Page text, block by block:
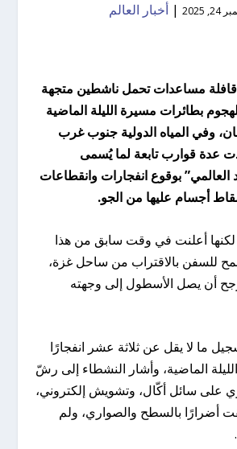
2025
| أخبار العالم
مساعدات تحمل ناشطين متجهة
بطائرات مسيرة الليلة الماضية
وفي المياه الدولية جنوب غرب
عدة قوارب تابعة لما يُسمى
بوقوع انفجارات وانقطاعات
أجسام عليها من الجو.
لكنها أعلنت في وقت سابق من هذا
للسفن بالاقتراب من ساحل غزة،
أن يصل الأسطول إلى وجهته
ما لا يقل عن ثلاثة عشر انفجارًا
الماضية، وأشار النشطاء إلى رشّ
على سائل أكّال، وتشويش إلكتروني،
أضرارًا بالسطح والصواري، ولم